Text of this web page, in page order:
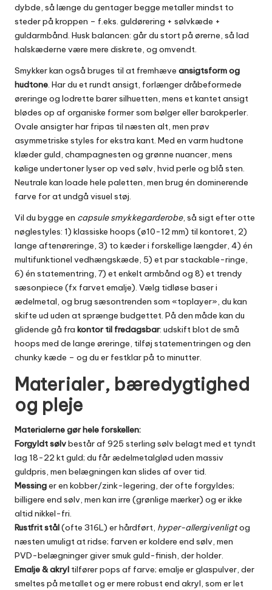
dybde, så længe du gentager begge metaller mindst to
steder på kroppen – f.eks. guldørering + sølvkæde +
guldarmbånd. Husk balancen: går du stort på ørerne, så lad
halskæderne være mere diskrete, og omvendt.
Smykker kan også bruges til at fremhæve ansigtsform og
hudtone. Har du et rundt ansigt, forlænger dråbeformede
øreringe og lodrette barer silhuetten, mens et kantet ansigt
blødes op af organiske former som bølger eller barokperler.
Ovale ansigter har fripas til næsten alt, men prøv
asymmetriske styles for ekstra kant. Med en varm hudtone
klæder guld, champagne­sten og grønne nuancer, mens
kølige undertoner lyser op ved sølv, hvid perle og blå sten.
Neutrale kan loade hele paletten, men brug én dominerende
farve for at undgå visuel støj.
Vil du bygge en capsule smykke­garderobe, så sigt efter otte
nøglestyles: 1) klassiske hoops (ø10-12 mm) til kontoret, 2)
lange aftenøreringe, 3) to kæder i forskellige længder, 4) én
multifunktionel vedhængskæde, 5) et par stackable-ringe,
6) én statement­ring, 7) et enkelt armbånd og 8) et trendy
sæson­piece (fx farvet emalje). Vælg tidløse baser i
ædelmetal, og brug sæson­trenden som «top­layer», du kan
skifte ud uden at sprænge budgettet. På den måde kan du
glidende gå fra kontor til fredags­bar: udskift blot de små
hoops med de lange øreringe, tilføj statement­ringen og den
chunky kæde – og du er festklar på to minutter.
Materialer, bæredygtighed
og pleje
Materialerne gør hele forskellen:
Forgyldt sølvbestår af 925 sterling sølv belagt med et tyndt
lag 18-22 kt guld; du får ædelmetalglød uden massiv
guldpris, men belægningen kan slides af over tid.
Messinger en kobber/zink-legering, der ofte forgyldes;
billigere end sølv, men kan irre (grønlige mærker) og er ikke
altid nikkel-fri.
Rustfrit stål(ofte 316L) er hårdført, hyper-allergivenligtog
næsten umuligt at ridse; farven er koldere end sølv, men
PVD-belægninger giver smuk guld-finish, der holder.
Emalje & akryl tilfører pops af farve; emalje er glaspulver, der
smeltes på metallet og er mere robust end akryl, som er let